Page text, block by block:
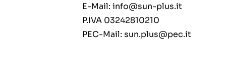
E-Mail: info@sun-plus.it
P.IVA 03242810210
PEC-Mail: sun.plus@pec.it